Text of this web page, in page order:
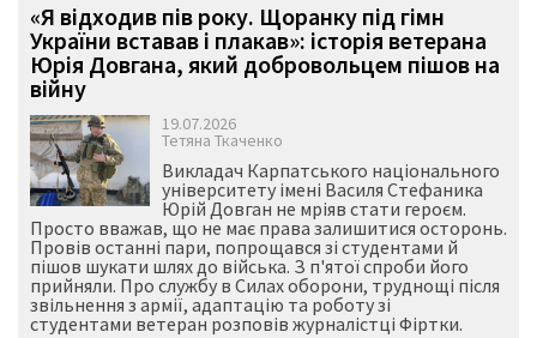
«Я відходив пів року. Щоранку під гімн
України вставав і плакав»: історія ветерана
Юрія Довгана, який добровольцем пішов на
війну
19.07.2026
Тетяна Ткаченко
Викладач Карпатського національного
університету імені Василя Стефаника
Юрій Довган не мріяв стати героєм.
Просто вважав, що не має права залишитися осторонь.
Провів останні пари, попрощався зі студентами й
пішов шукати шлях до війська. З п'ятої спроби його
прийняли. Про службу в Силах оборони, труднощі після
звільнення з армії, адаптацію та роботу зі
студентами ветеран розповів журналістці Фіртки.